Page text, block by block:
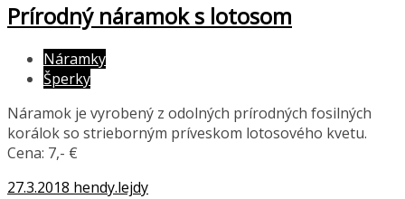
Prírodný náramok s lotosom
Náramky
Šperky
Náramok je vyrobený z odolných prírodných fosilných
korálok so strieborným príveskom lotosového kvetu.
Cena: 7,- €
27.3.2018 hendy.lejdy